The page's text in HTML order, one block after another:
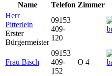
Name
Telefon Zimmer
Herr
Pitterlein
Erster
Bürgermeister
09153
409-
120
Frau Bisch
09153
409-
152
O 4